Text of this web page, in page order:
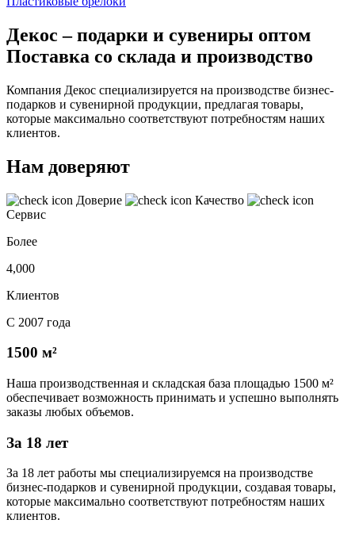
Декос – подарки и сувениры оптом
Поставка со склада и производство
Компания Декос специализируется на производстве бизнес-
подарков и сувенирной продукции, предлагая товары,
которые максимально соответствуют потребностям наших
клиентов.
Нам доверяют
Доверие
Качество
Сервис
Более
4,000
Клиентов
С 2007 года
1500 м²
Наша производственная и складская база площадью 1500 м²
обеспечивает возможность принимать и успешно выполнять
заказы любых объемов.
За 18 лет
За 18 лет работы мы специализируемся на производстве
бизнес-подарков и сувенирной продукции, создавая товары,
которые максимально соответствуют потребностям наших
клиентов.